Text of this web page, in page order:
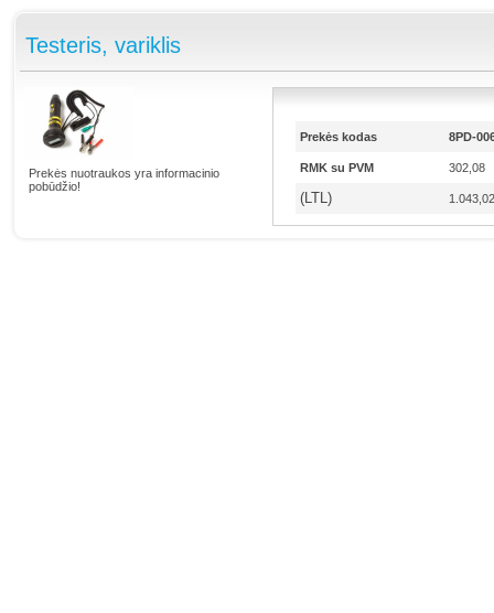
Testeris, variklis
Prekės nuotraukos yra informacinio
pobūdžio!
Prekės kodas 8PD-
RMK su PVM 302,08
(LTL) 1.043,02